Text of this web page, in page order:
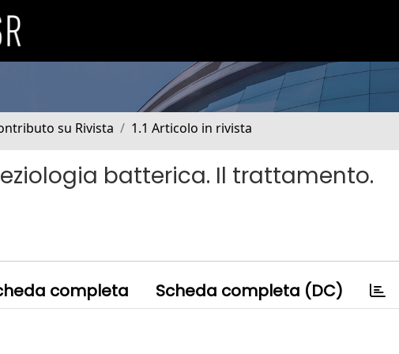
su Rivista 1.1 Articolo in rivista
batterica. Il trattamento.
completa Scheda completa (DC)